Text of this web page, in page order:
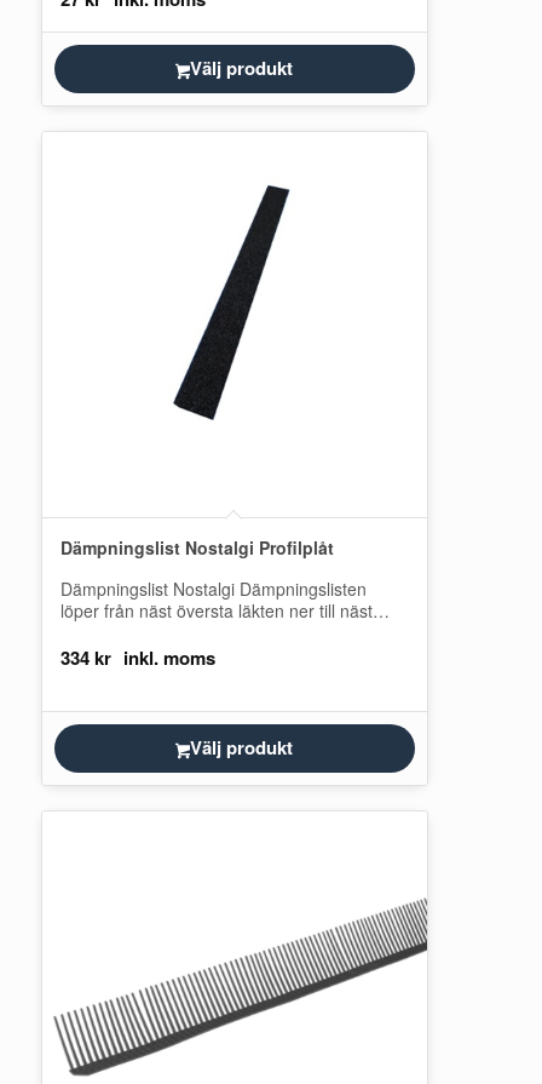
Välj produkt
Dämpningslist Nostalgi Profilplåt
Dämpningslist Nostalgi Dämpningslisten
löper från näst översta läkten ner till näst
risken för…
334kr
Välj produkt